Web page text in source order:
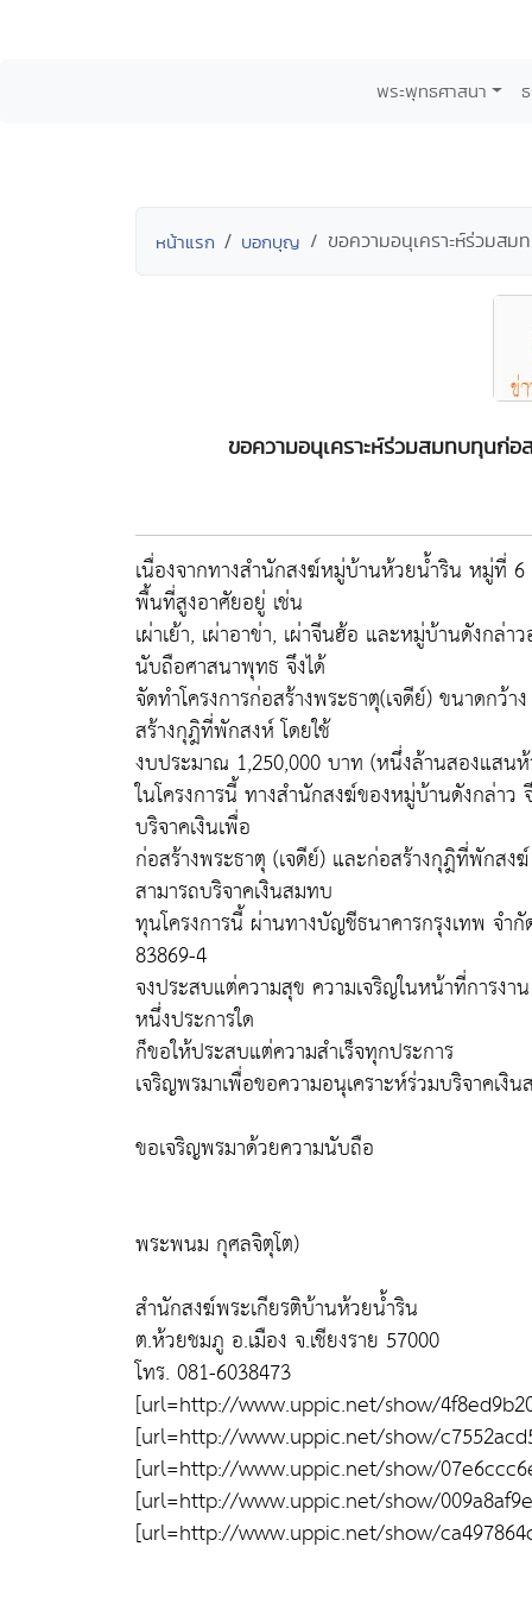
พระพุทธศาสนา
หน้าแรก บอกบุญ ขอความอนุเคราะห์ร่วมส
ขอความอนุเคราะห์ร่วมสมทบทุนก่
เนื่องจากทางสำนักสงฆ์หมู่บ้านห้วยน้ำริน หมู่ที่ 6
พื้นที่สูงอาศัยอยู่ เช่น
เผ่าเย้า, เผ่าอาข่า, เผ่าจีนฮ้อ และหมู่บ้านดังก
นับถือศาสนาพุทธ จึงได้
จัดทำโครงการก่อสร้างพระธาตุ(เจดีย์) ขนาดกว้
สร้างกุฎิที่พักสงห์ โดยใช้
งบประมาณ 1,250,000 บาท (หนึ่งล้านสองแส
ในโครงการนี้ ทางสำนักสงฆ์ของหมู่บ้านดังกล่า
บริจาคเงินเพื่อ
ก่อสร้างพระธาตุ (เจดีย์) และก่อสร้างกุฎิที่พักส
สามารถบริจาคเงินสมทบ
ทุนโครงการนี้ ผ่านทางบัญชีธนาคารกรุงเทพ จ
83869-4
จงประสบแต่ความสุข ความเจริญในหน้าที่การง
หนึ่งประการใด
ก็ขอให้ประสบแต่ความสำเร็จทุกประการ
เจริญพรมาเพื่อขอความอนุเคราะห์ร่วมบริจาคเงิ
ขอเจริญพรมาด้วยความนับถือ
พระพนม กุศลจิตุโต)
สำนักสงฆ์พระเกียรติบ้านห้วยน้ำริน
ต.ห้วยชมภู อ.เมือง จ.เชียงราย 57000
โทร. 081-6038473
[url=http://www.uppic.net/show/
[url=http://www.uppic.net/show/
[url=http://www.uppic.net/show/
[url=http://www.uppic.net/show/
[url=http://www.uppic.net/show/